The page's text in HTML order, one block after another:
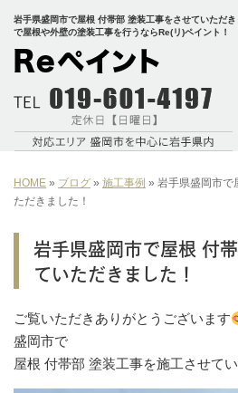
岩手県盛岡市で屋根 付帯部 塗装工事をさせていただ
で屋根や外壁の塗装工事を行うならRe(リ)ペイント！
HOME » ブログ » 施工事例 » 岩手県盛岡市で
ただきました！
岩手県盛岡市で屋根 付
ていただきました！
ご覧いただきありがとうございます
盛岡市で
屋根 付帯部 塗装工事を施工させて